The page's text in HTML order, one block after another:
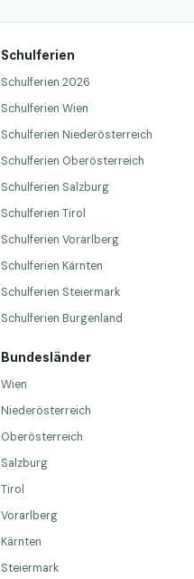
Schulferien
Schulferien 2026
Schulferien Wien
Schulferien Niederösterreich
Schulferien Oberösterreich
Schulferien Salzburg
Schulferien Tirol
Schulferien Vorarlberg
Schulferien Kärnten
Schulferien Steiermark
Schulferien Burgenland
Bundesländer
Wien
Niederösterreich
Oberösterreich
Salzburg
Tirol
Vorarlberg
Kärnten
Steiermark